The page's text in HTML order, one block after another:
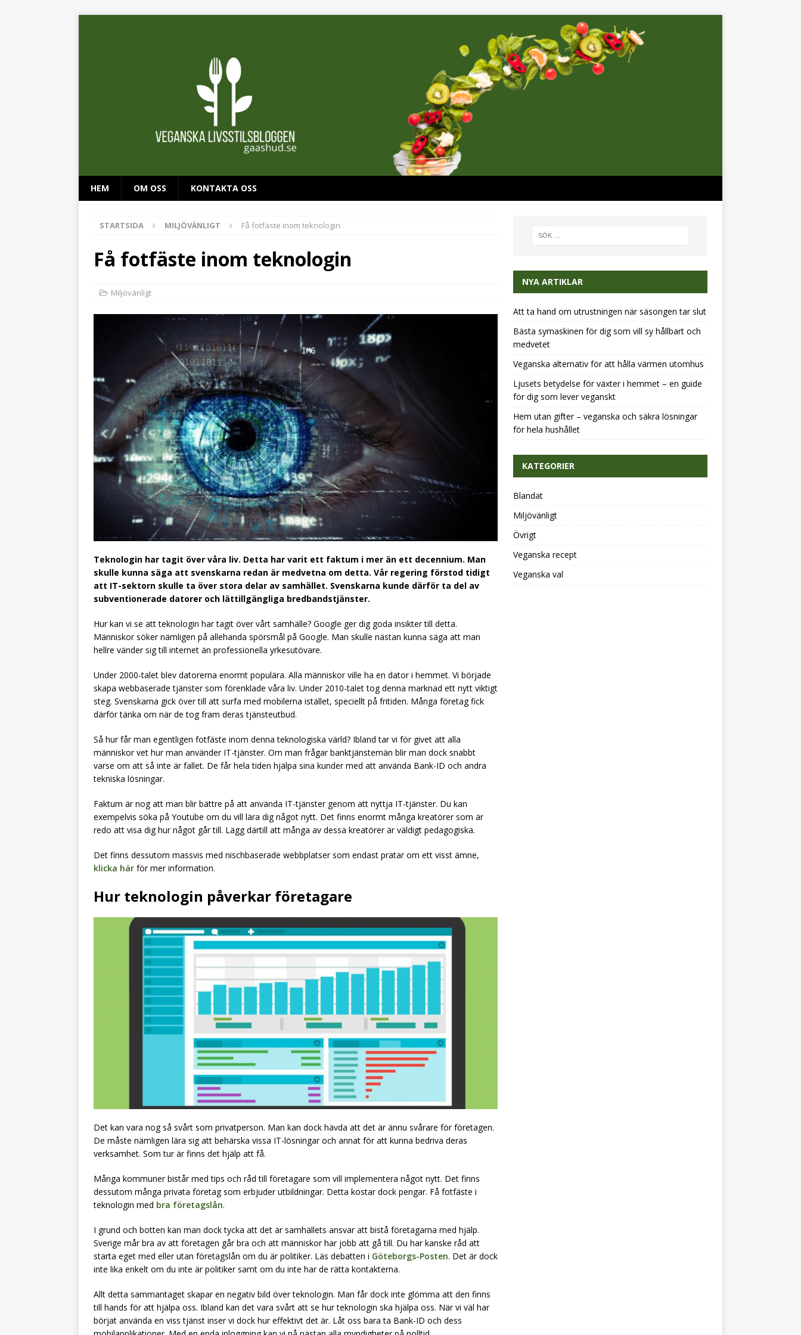
HEM OM OSS KONTAKTA OSS
STARTSIDA MILJÖVÄNLIGT Få fotfäste inom teknologin
Få fotfäste inom teknologin
Miljövänligt
Teknologin har tagit över våra liv. Detta har varit ett faktum i mer än ett decennium. Man
skulle kunna säga att svenskarna redan är medvetna om detta. Vår regering förstod tidigt
att IT-sektorn skulle ta över stora delar av samhället. Svenskarna kunde därför ta del av
subventionerade datorer och lättillgängliga bredbandstjänster.
Hur kan vi se att teknologin har tagit över vårt samhälle? Google ger dig goda insikter till detta.
Människor söker nämligen på allehanda spörsmål på Google. Man skulle nästan kunna säga att man
hellre vänder sig till internet än professionella yrkesutövare.
Under 2000-talet blev datorerna enormt populära. Alla människor ville ha en dator i hemmet. Vi började
skapa webbaserade tjänster som förenklade våra liv. Under 2010-talet tog denna marknad ett nytt viktigt
steg. Svenskarna gick över till att surfa med mobilerna istället, speciellt på fritiden. Många företag fick
därför tänka om när de tog fram deras tjänsteutbud.
Så hur får man egentligen fotfäste inom denna teknologiska värld? Ibland tar vi för givet att alla
människor vet hur man använder IT-tjänster. Om man frågar banktjänstemän blir man dock snabbt
varse om att så inte är fallet. De får hela tiden hjälpa sina kunder med att använda Bank-ID och andra
tekniska lösningar.
Faktum är nog att man blir bättre på att använda IT-tjänster genom att nyttja IT-tjänster. Du kan
exempelvis söka på Youtube om du vill lära dig något nytt. Det finns enormt många kreatörer som är
redo att visa dig hur något går till. Lägg därtill att många av dessa kreatörer är väldigt pedagogiska.
Det finns dessutom massvis med nischbaserade webbplatser som endast pratar om ett visst ämne,
klicka här för mer information.
Hur teknologin påverkar företagare
Det kan vara nog så svårt som privatperson. Man kan dock hävda att det är ännu svårare för företagen.
De måste nämligen lära sig att behärska vissa IT-lösningar och annat för att kunna bedriva deras
verksamhet. Som tur är finns det hjälp att få.
Många kommuner bistår med tips och råd till företagare som vill implementera något nytt. Det finns
dessutom många privata företag som erbjuder utbildningar. Detta kostar dock pengar. Få fotfäste i
teknologin med bra företagslån.
I grund och botten kan man dock tycka att det är samhällets ansvar att bistå företagarna med hjälp.
Sverige mår bra av att företagen går bra och att människor har jobb att gå till. Du har kanske råd att
starta eget med eller utan företagslån om du är politiker. Läs debatten i Göteborgs-Posten. Det är dock
inte lika enkelt om du inte är politiker samt om du inte har de rätta kontakterna.
Allt detta sammantaget skapar en negativ bild över teknologin. Man får dock inte glömma att den finns
till hands för att hjälpa oss. Ibland kan det vara svårt att se hur teknologin ska hjälpa oss. När vi väl har
börjat använda en viss tjänst inser vi dock hur effektivt det är. Låt oss bara ta Bank-ID och dess
NYA ARTIKLAR
Att ta hand om utrustningen när säsongen tar slut
Bästa symaskinen för dig som vill sy hållbart och
medvetet
Veganska alternativ för att hålla värmen utomhus
Ljusets betydelse för växter i hemmet – en guide
för dig som lever veganskt
Hem utan gifter – veganska och säkra lösningar
för hela hushållet
KATEGORIER
Blandat
Miljövänligt
Övrigt
Veganska recept
Veganska val